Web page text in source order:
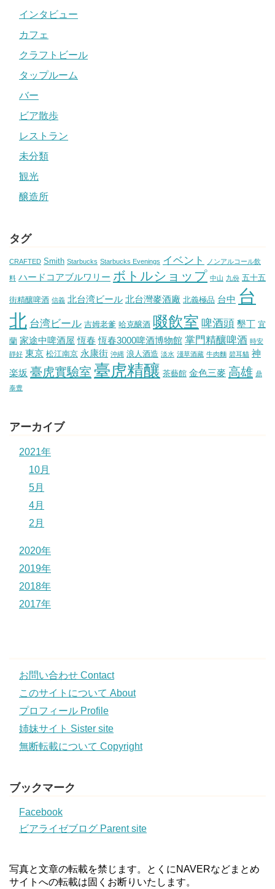
インタビュー
カフェ
クラフトビール
タップルーム
バー
ビア散歩
レストラン
未分類
観光
醸造所
タグ
CRAFTED Smith Starbucks Starbucks Evenings イベント ノンアルコール飲
料 ハードコアブルワリー ボトルショップ 中山 九份 五十五
街精釀啤酒 信義 北台湾ビール 北台灣麥酒廠 北義極品 台中 台
北 台湾ビール 吉姆老爹 哈克醸酒 啜飲室 啤酒頭 墾丁 宜
蘭 家途中啤酒屋 恆春 恆春3000啤酒博物館 掌門精釀啤酒 時安
靜好 東京 松江南京 永康街 沖縄 浪人酒造 淡水 淺草酒藏 牛肉麵 碧耳貓 神
楽坂 臺虎實驗室 臺虎精釀 茶藝館 金色三麥 高雄 鼎
泰豊
アーカイブ
2021年
10月
5月
4月
2月
2020年
2019年
2018年
2017年
お問い合わせ Contact
このサイトについて About
プロフィール Profile
姉妹サイト Sister site
無断転載について Copyright
ブックマーク
Facebook
ビアライゼブログ Parent site
写真と文章の転載を禁じます。とくにNAVERなどまとめ
サイトへの転載は固くお断りいたします。